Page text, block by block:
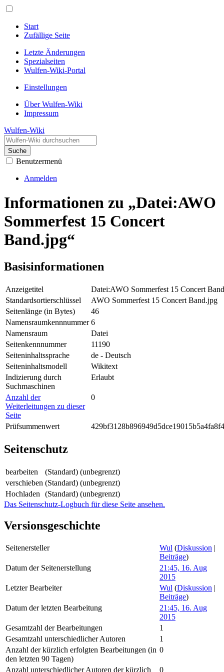
Start
Zufällige Seite
Letzte Änderungen
Spezialseiten
Wulfen-Wiki-Portal
Einstellungen
Über Wulfen-Wiki
Impressum
Wulfen-Wiki
Suche
Benutzermenü
Anmelden
Informationen zu „Datei:AWO
Sommerfest 15 Concert
Band.jpg“
Basisinformationen
Anzeigetitel
Datei:AWO Sommerfest 15 Concert
Standardsortierschlüssel
AWO Sommerfest 15 Concert Band.jpg
Seitenlänge (in Bytes)
46
Namensraumkennnummer 6
Namensraum
Datei
Seitenkennnummer
11190
Seiteninhaltssprache
de - Deutsch
Seiteninhaltsmodell
Wikitext
Indizierung durch
Suchmaschinen
Erlaubt
Anzahl der
Weiterleitungen zu dieser
Seite
0
Prüfsummenwert
Seitenschutz
bearbeiten
(Standard) (unbegrenzt)
verschieben (Standard) (unbegrenzt)
Hochladen
(Standard) (unbegrenzt)
Das Seitenschutz-Logbuch für diese Seite ansehen.
Versionsgeschichte
Seitenersteller Wul (Diskussion |
Beiträge)
Datum der Seitenerstellung
21:45, 16. Aug
2015
Letzter Bearbeiter
Wul (Diskussion |
Beiträge)
Datum der letzten Bearbeitung
21:45, 16. Aug
2015
Gesamtzahl der Bearbeitungen
1
Gesamtzahl unterschiedlicher Autoren
1
Anzahl der kürzlich erfolgten Bearbeitungen (in
den letzten 90 Tagen)
0
Anzahl unterschiedlicher Autoren der kürzlich 0